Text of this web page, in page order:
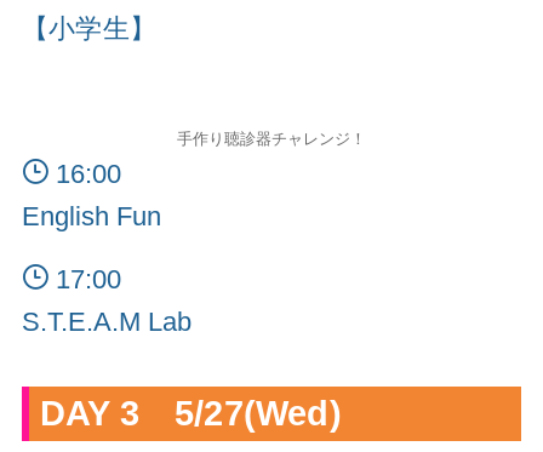
【小学生】
手作り聴診器チャレンジ！
16:00
English Fun
17:00
S.T.E.A.M Lab
DAY 3 5/27(Wed)